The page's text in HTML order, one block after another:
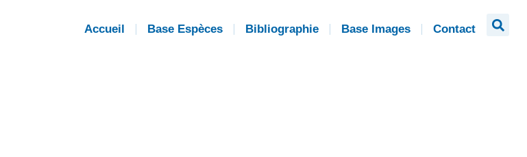
Accueil Base Espèces Bibliographie Base Images Contact